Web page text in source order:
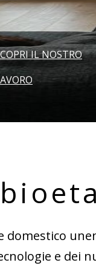
IL NOSTRO
domestico
e dei